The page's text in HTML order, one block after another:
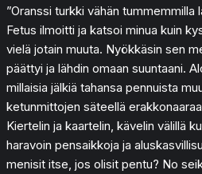
”Oranssi turkki vähän tummemmilla
Fetus ilmoitti ja katsoi minua kuin
vielä jotain muuta. Nyökkäsin sen
päättyi ja lähdin omaan suuntaani.
millaisia jälkiä tahansa pennuista
ketunmittojen säteellä
Kiertelin ja kaartelin, kävelin välillä
haravoin pensaikkoja ja
menisit itse, jos olisit pentu? No